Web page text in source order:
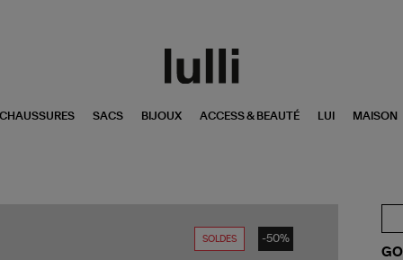
CHAUSSURES SACS BIJOUX ACCESS & BEAUTÉ LUI MAISON
SOLDES -50%